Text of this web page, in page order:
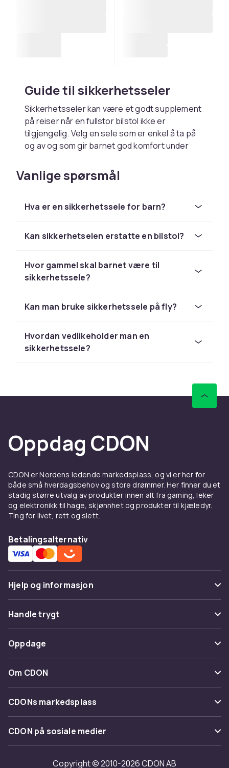
Guide til sikkerhetsseler
Sikkerhetsseler kan være et godt supplement
på reiser når en fullstor bilstol ikke er
tilgjengelig. Velg en sele som er enkel å ta på
og av og som gir barnet god komfort under
Bruk i bil
barnet ekstra støtte og hindrer det i å gli ut av
korte taxireiser eller i biler uten ISOFIX. Husk at
Reiser med fly og buss
vanskelige å tilpasse for barn. Velg en sele
planlegger å bruke den på fly.
Vanlige spørsmål
Hva er en sikkerhetssele for barn?
Kan sikkerhetselen erstatte en bilstol?
Hvor gammel skal barnet være til
sikkerhetssele?
Kan man bruke sikkerhetssele på fly?
Hvordan vedlikeholder man en
sikkerhetssele?
Oppdag CDON
CDON er Nordens ledende markedsplass, og vi er her for
både små hverdagsbehov og store drømmer. Her finner du et
stadig større utvalg av produkter innen alt fra gaming, leker
og elektronikk til hage, skjønnhet og produkter til kjæledyr.
Ting for livet, rett og slett.
Betalingsalternativ
Hjelp og informasjon
Vanlige spørsmål
Spor pakke
Angre & returner her
Kontakt oss
Handle trygt
Betaling
Levering
Tilbakekallinger
Oppdage
Kategorier
Varemerker
Om CDON
Om oss
Kundeanmeldelser
Jobbe på CDON
Investor relations
CDONs markedsplass
Merchant Help Center
CDON på sosiale medier
Copyright © 2010-2026 CDON AB